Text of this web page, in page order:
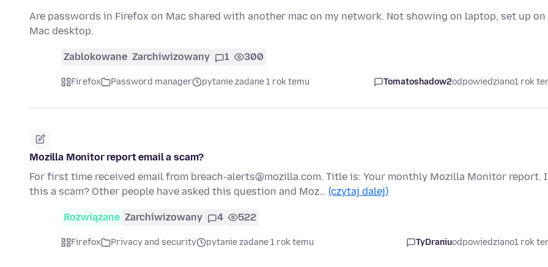
Are passwords in Firefox on Mac shared with another mac on my network. Not showing on laptop, set up on
Mac desktop.
Zablokowane Zarchiwizowany 1 300
Firefox Password manager pytanie zadane 1 rok temu Tomatoshadow2odpowiedziano1 rok
Mozilla Monitor report email a scam?
For first time received email from breach-alerts@mozilla.com. Title is: Your monthly Mozilla Monitor report.
this a scam? Other people have asked this question and Moz… (czytaj dalej)
Rozwiązane Zarchiwizowany 4 522
Firefox Privacy and security pytanie zadane 1 rok temu TyDraniuodpowiedziano1 rok